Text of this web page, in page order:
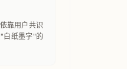
靠用户共识
白纸墨字"的